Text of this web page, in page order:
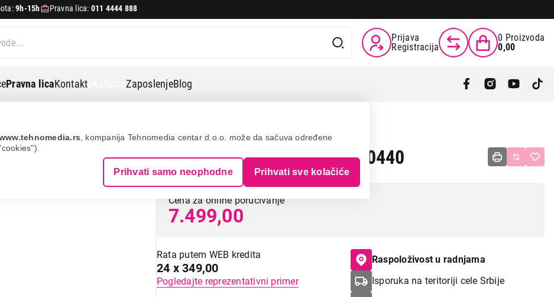
, kompanija Tehnomedia centar d.o.o. može da sačuva određene
Prihvati samo neophodne Prihvati sve kolačiće
9h-15h Pravna lica: 011 4444 888
Prijava
Registracija
0 Proizvoda
0,00
Pravna licaKontakt eKatalogZaposlenjeBlog
WAHL Extreme Grip 09893-0440
Cena za online poručivanje
7.499,00
Rata putem WEB kredita
24 x 349,00
Pogledajte reprezentativni primer
Raspoloživost u radnjama
Isporuka na teritoriji cele Srbije